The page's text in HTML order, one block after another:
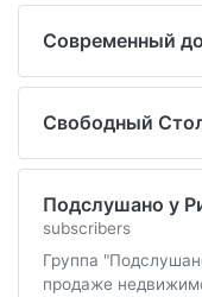
Современный
Свободный
Подслушано у
subscribers
Группа
продаже